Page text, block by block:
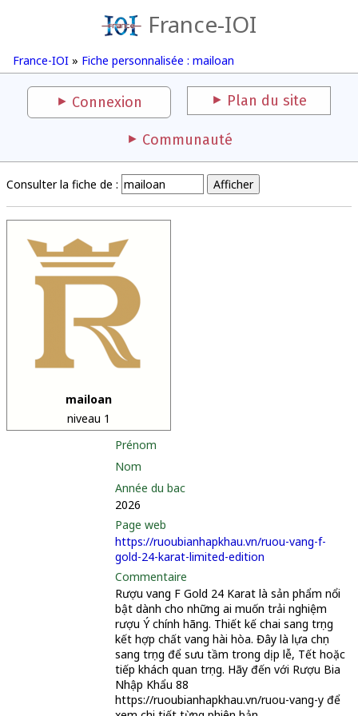
France-IOI
France-IOI » Fiche personnalisée : mailoan
Connexion Plan du site
Communauté
Consulter la fiche de :
mailoan
niveau 1
Prénom
Nom
Année du bac
2026
Page web
https://ruoubianhapkhau.vn/ruou-vang-f-
gold-24-karat-limited-edition
Commentaire
Rượu vang F Gold 24 Karat là sản phẩm nổi
bật dành cho những ai muốn trải nghiệm
rượu Ý chính hãng. Thiết kế chai sang trọng
kết hợp chất vang hài hòa. Đây là lựa chọn
sang trọng để sưu tầm trong dịp lễ, Tết hoặc
tiếp khách quan trọng. Hãy đến với Rượu Bia
Nhập Khẩu 88
https://ruoubianhapkhau.vn/ruou-vang-y để